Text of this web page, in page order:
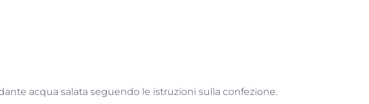
acqua salata seguendo le istruzioni sulla confezione.